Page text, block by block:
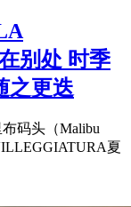
别处 时季
之更迭
码头（Malibu
夏